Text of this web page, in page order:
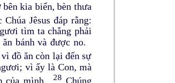
kia biển, bèn thưa
Chúa Jêsus đáp rằng:
tìm ta chẳng phải
bánh và được no.
đồ ăn còn lại đến sự
vì ấy là Con, mà
của mình.28 Chúng